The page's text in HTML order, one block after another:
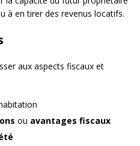
à en tirer des revenus locatifs.
aux aspects fiscaux et
ou avantages fiscaux